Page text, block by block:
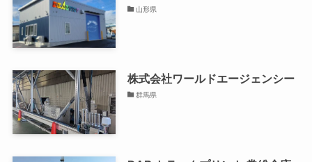
山形県
株式会社ワールドエージェンシー
群馬県